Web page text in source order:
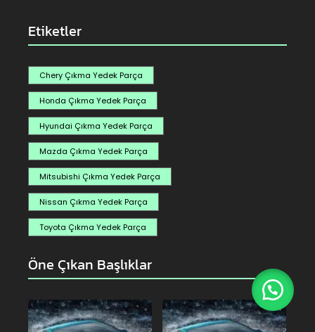
Etiketler
Chery Çıkma Yedek Parça
Honda Çıkma Yedek Parça
Hyundai Çıkma Yedek Parça
Mazda Çıkma Yedek Parça
Mitsubishi Çıkma Yedek Parça
Nissan Çıkma Yedek Parça
Toyota Çıkma Yedek Parça
Öne Çıkan Başlıklar